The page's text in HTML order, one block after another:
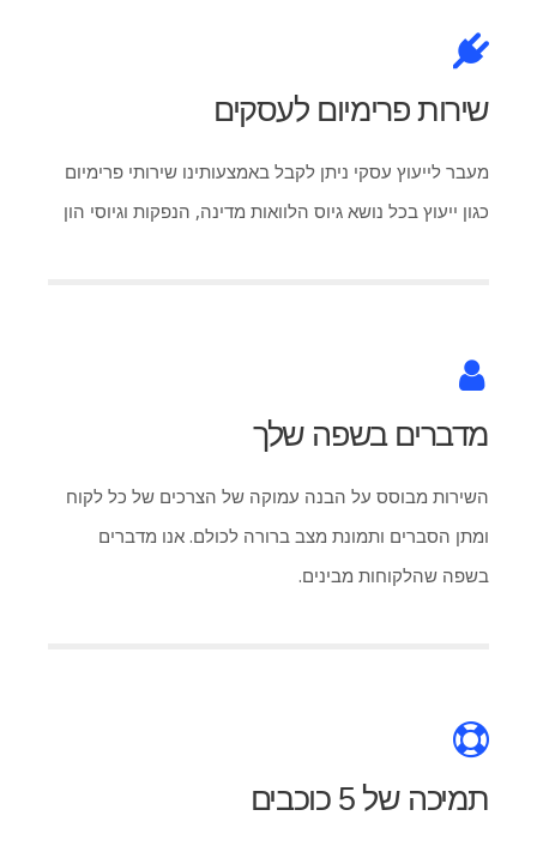
שירות פרימיום לעסקים
מעבר לייעוץ עסקי ניתן לקבל באמצעותינו שירותי פרימיום
כגון ייעוץ בכל נושא גיוס הלוואות מדינה, הנפקות וגיוסי הון
מדברים בשפה שלך
השירות מבוסס על הבנה עמוקה של הצרכים של כל לקוח
ומתן הסברים ותמונת מצב ברורה לכולם. אנו מדברים
בשפה שהלקוחות מבינים.
תמיכה של 5 כוכבים